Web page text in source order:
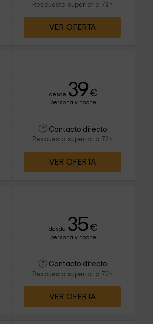
Respuesta superior a 72h
VER OFERTA
desde 39€
persona y noche
Contacto directo
Respuesta superior a 72h
VER OFERTA
desde 35€
persona y noche
Contacto directo
Respuesta superior a 72h
VER OFERTA